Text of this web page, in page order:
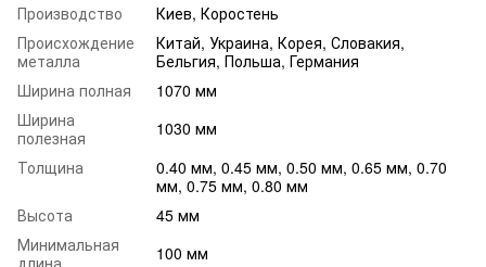
Производство
Киев, Коростень
Происхождение
металла
Китай, Украина, Корея, Словакия,
Бельгия, Польша, Германия
Ширина полная
1070 мм
Ширина
полезная
1030 мм
Толщина
0.40 мм, 0.45 мм, 0.50 мм, 0.65 мм, 0.70
мм, 0.75 мм, 0.80 мм
Высота
45 мм
Минимальная
длина
100 мм